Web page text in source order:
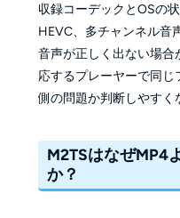
収録コーデックとOSの
HEVC、多チャンネル音
音声が正しく出ない場合
応するプレーヤーで同じ
側の問題か判断しやすく
M2TSはなぜMP4
か？